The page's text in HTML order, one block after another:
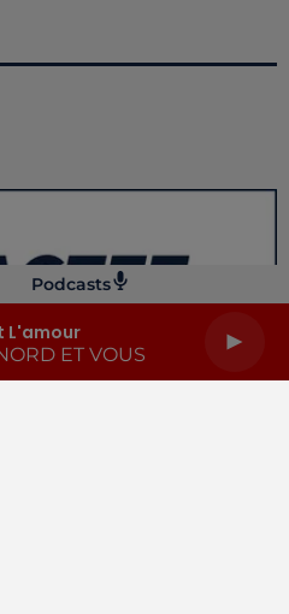
Podcasts
L'amour
ET VOUS